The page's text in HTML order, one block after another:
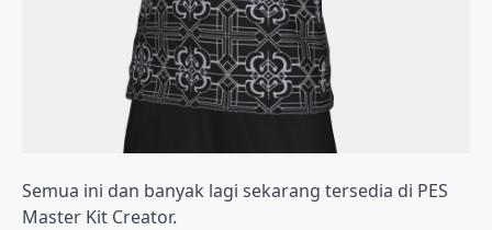
Semua ini dan banyak lagi sekarang tersedia di PES
Master Kit Creator.